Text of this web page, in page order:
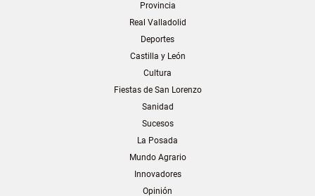
Provincia
Real Valladolid
Deportes
Castilla y León
Cultura
Fiestas de San Lorenzo
Sanidad
Sucesos
La Posada
Mundo Agrario
Innovadores
Opinión